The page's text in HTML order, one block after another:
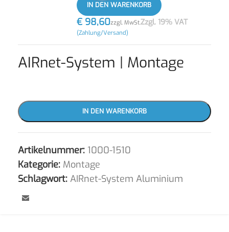
IN DEN WARENKORB
€ 98,60zzgl. MwSt.Zzgl. 19% VAT
(Zahlung/Versand)
AIRnet-System | Montage
IN DEN WARENKORB
Artikelnummer: 1000-1510
Kategorie: Montage
Schlagwort: AIRnet-System Aluminium